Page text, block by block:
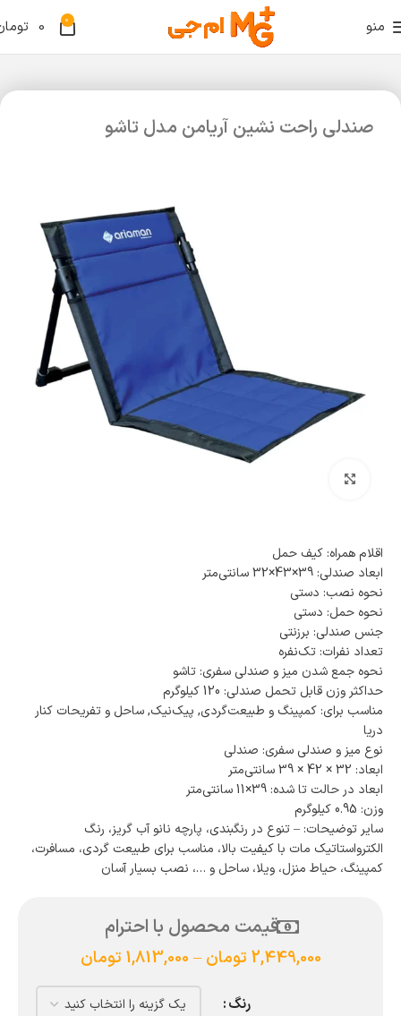
منو 0
0
صندلی راحت نشین آریامن مدل تاشو
اقلام همراه: کیف حمل
ابعاد صندلی: 39×43×32 سانتی‌متر
نحوه نصب: دستی
نحوه حمل: دستی
جنس صندلی: برزنتی
تعداد نفرات: تک‌نفره
نحوه جمع شدن میز و صندلی سفری: تاشو
حداکثر وزن قابل تحمل صندلی: 120 کیلوگرم
مناسب برای: کمپینگ و طبیعت‌گردی, پیک‌نیک, ساحل و تفریحات کنار
دریا
نوع میز و صندلی سفری: صندلی
ابعاد: 32 × 42 × 39 سانتی‌متر
ابعاد در حالت تا شده: 39×11 سانتی‌متر
وزن: 0.95 کیلوگرم
سایر توضیحات: – تنوع در رنگبندی، پارچه نانو آب گریز، رنگ
الکترواستاتیک مات با کیفیت بالا، مناسب برای طبیعت گردی، مسافرت،
کمپینگ، حیاط منزل، ویلا، ساحل و …، نصب بسیار آسان
قیمت محصول با احترام
2,449,000 تومان –
1,813,000 تومان
رنگ